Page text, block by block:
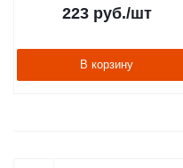
223руб./шт
В корзину